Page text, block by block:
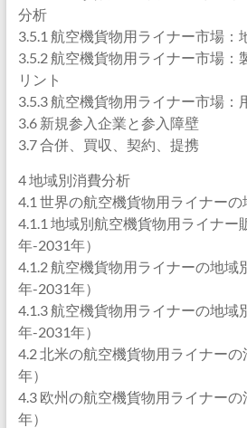
分析
3.5.1 航空機貨物用ライナー市場：
3.5.2 航空機貨物用ライナー市場：
リント
3.5.3 航空機貨物用ライナー市場：
3.6 新規参入企業と参入障壁
3.7 合併、買収、契約、提携
4 地域別消費分析
4.1 世界の航空機貨物用ライナー
4.1.1 地域別航空機貨物用ライナー
年-2031年）
4.1.2 航空機貨物用ライナーの地域
年-2031年）
4.1.3 航空機貨物用ライナーの地域
年-2031年）
4.2 北米の航空機貨物用ライナー
年）
4.3 欧州の航空機貨物用ライナー
年）